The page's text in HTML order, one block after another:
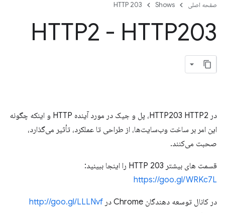
صفحه اصلی Shows
HTTP 203
HTTP2 - HTTP203
در HTTP203 HTTP2، پل و جیک در مورد آینده HTTP و اینکه چگونه
این امر بر ساخت وب‌سایت‌ها، از طراحی تا عملکرد، تأثیر می‌گذارد،
صحبت می‌کنند.
قسمت های بیشتر HTTP 203 را اینجا ببینید:
https://goo.gl/WRKc7L
در کانال توسعه دهندگان Chrome در
http://goo.gl/LLLNvf